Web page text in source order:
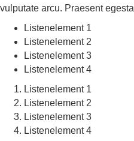
vulputate arcu. Praesent
Listenelement 1
Listenelement 2
Listenelement 3
Listenelement 4
Listenelement 1
Listenelement 2
Listenelement 3
Listenelement 4